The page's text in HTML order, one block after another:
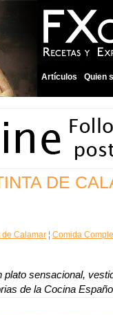
Artículos Quien
DE
de Calamar ¦ Comida
plato sensacional,
de la Cocina